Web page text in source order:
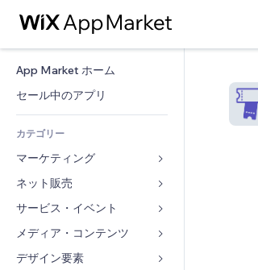
App Market ホーム
セール中のアプリ
カテゴリー
マーケティング
広告
モバイル
アクセス解析
ネット販売
ストア用アプリ
発送・配達
販売ボタン
サービス・イベント
ホテル
イベント
メディア・コンテンツ
ギャラリー
デザイン要素